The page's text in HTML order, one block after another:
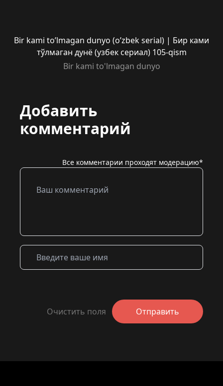
Bir kami to’lmagan dunyo (o’zbek serial) | Бир ками
тўлмаган дунё (узбек сериал) 105-qism
Bir kami to'lmagan dunyo
Добавить
комментарий
Все комментарии проходят модерацию*
Очистить поля Отправить